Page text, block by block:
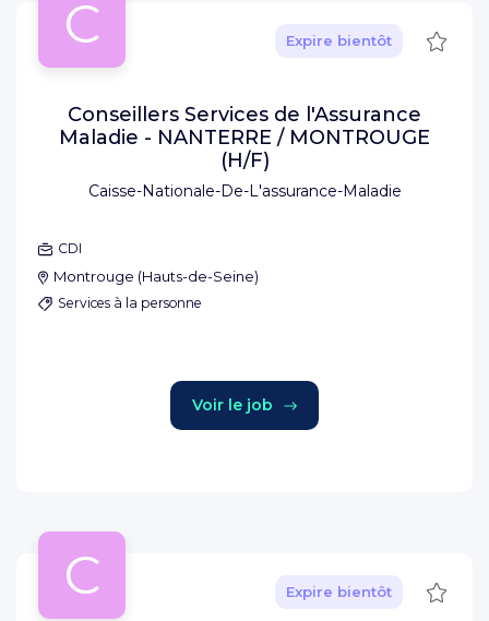
C
Caisse-Nationale-De-L'assurance-Maladie
Expire bientôt
Conseillers Services de l'Assurance
Maladie - NANTERRE / MONTROUGE
(H/F)
CDI
Montrouge (Hauts-de-Seine)
Services à la personne
Voir le job
C Expire bientôt